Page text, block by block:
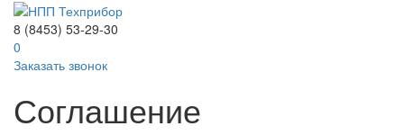
8 (8453) 53-29-30
0
Заказать звонок
Соглашение